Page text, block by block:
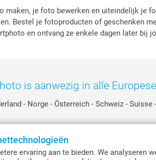
ervaring aan te bieden. We analyseren
maken, je foto bewerken en uiteindelijk je
Bestel je fotoproducten of geschenken
en ontvang ze enkele dagen later bij
is aanwezig in alle
- Norge - Österreich - Schweiz - Suisse -
zijn in EURO (€) inclusief BTW en exclusief